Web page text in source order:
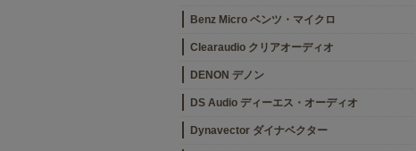
Benz Micro ベンツ・マイクロ
Clearaudio クリアオーディオ
DENON デノン
DS Audio ディーエス・オーディオ
Dynavector ダイナベクター